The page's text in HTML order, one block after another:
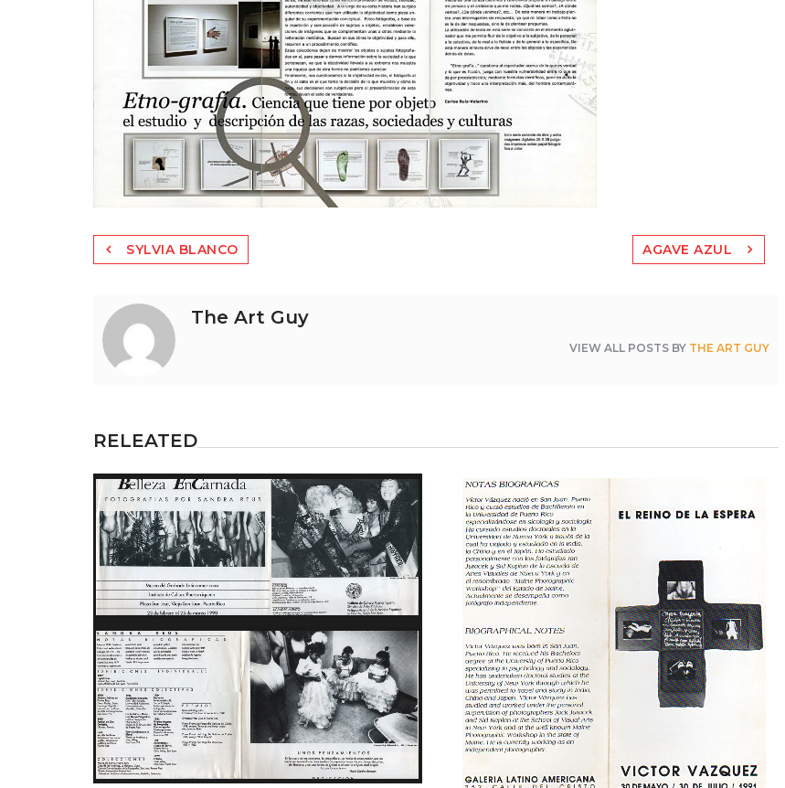
Navegación
entradas
SYLVIA BLANCO AGAVE AZUL
The Art Guy
VIEW ALL POSTS BY THE ART GUY
RELEATED